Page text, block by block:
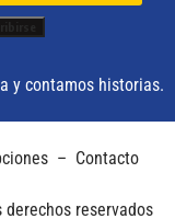
y contamos historias.
– Contacto
reservados